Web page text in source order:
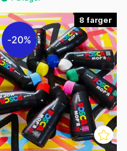
8
20%